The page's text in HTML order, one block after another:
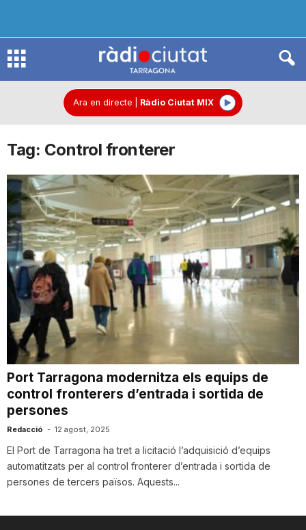
R
d
i
o
C
i
u
t
a
Ara en directe Ràdio Ciutat MIX
Tag: Control fronterer
Port Tarragona modernitza els equips de
control fronterers d’entrada i sortida de
persones
Redacció - 12 agost, 2025
El Port de Tarragona ha tret a licitació l’adquisició d’equips
automatitzats per al control fronterer d’entrada i sortida de
persones de tercers països. Aquests...